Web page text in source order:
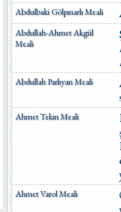
Abdulbaki Gölpınarlı Meali
Abdullah-Ahmet Akgül
Meali
Abdullah Parlıyan Meali
Ahmet Tekin Meali
Ahmet Varol Meali